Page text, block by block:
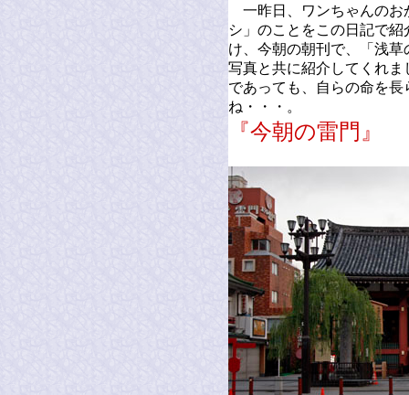
一昨日、ワンちゃんのお
シ」のことをこの日記で
け、今朝の朝刊で、「浅
写真と共に紹介してくれ
であっても、自らの命を
ね・・・。
『今朝の雷門』